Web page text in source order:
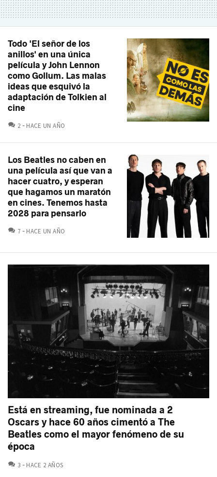
Todo 'El señor de los
anillos' en una única
película y John Lennon
como Gollum. Las malas
ideas que esquivó la
adaptación de Tolkien al
cine
2 COMENTARIOS
HACE UN AÑO
Los Beatles no caben en
una película así que van a
hacer cuatro, y esperan
que hagamos un maratón
en cines. Tenemos hasta
2028 para pensarlo
7 COMENTARIOS
HACE UN AÑO
Está en streaming, fue nominada a 2
Oscars y hace 60 años cimentó a The
Beatles como el mayor fenómeno de su
época
3 COMENTARIOS
HACE 2 AÑOS